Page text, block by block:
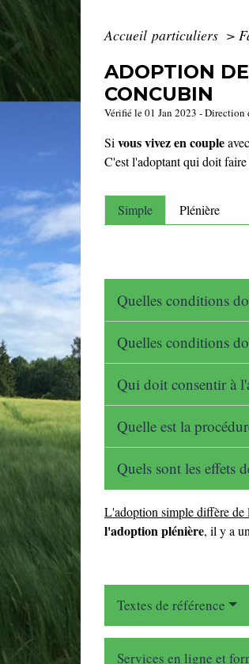
Accueil particuliers >
ADOPTION
CONCUBIN
Vérifié le 01 Jan 2023 -
Si vous vivez en couple
C'est l'adoptant qui doit
Simple Plénière
Quelles conditions
Quelles conditions
Qui doit consentir à
Quelle est la
Quels sont les effets
L'adoption simple diffère de
l'adoption plénière, il y a
Textes de référence
Services en ligne et